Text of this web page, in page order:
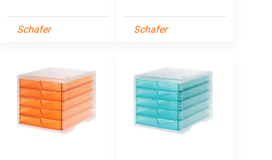
Schafer Schafer